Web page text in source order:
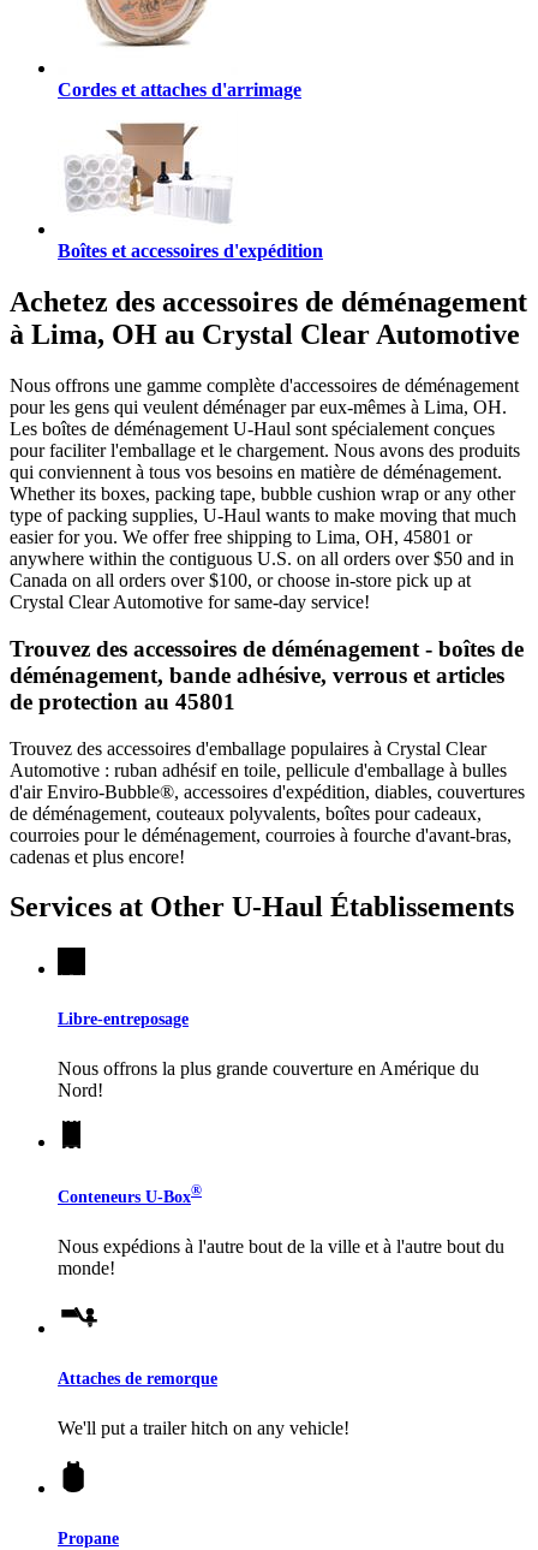
Cordes et attaches d'arrimage
Boîtes et accessoires d'expédition
Achetez des accessoires de déménagement
à Lima, OH au Crystal Clear Automotive
Nous offrons une gamme complète d'accessoires de déménagement
pour les gens qui veulent déménager par eux-mêmes à Lima, OH.
Les boîtes de déménagement U-Haul sont spécialement conçues
pour faciliter l'emballage et le chargement. Nous avons des produits
qui conviennent à tous vos besoins en matière de déménagement.
Whether its boxes, packing tape, bubble cushion wrap or any other
type of packing supplies, U-Haul wants to make moving that much
easier for you. We offer free shipping to Lima, OH, 45801 or
anywhere within the contiguous U.S. on all orders over $50 and in
Canada on all orders over $100, or choose in-store pick up at
Crystal Clear Automotive for same-day service!
Trouvez des accessoires de déménagement - boîtes de
déménagement, bande adhésive, verrous et articles
de protection au 45801
Trouvez des accessoires d'emballage populaires à Crystal Clear
Automotive : ruban adhésif en toile, pellicule d'emballage à bulles
d'air Enviro-Bubble®, accessoires d'expédition, diables, couvertures
de déménagement, couteaux polyvalents, boîtes pour cadeaux,
courroies pour le déménagement, courroies à fourche d'avant-bras,
cadenas et plus encore!
Services at Other U-Haul Établissements
Libre-entreposage
Nous offrons la plus grande couverture en Amérique du
Nord!
Conteneurs U-Box®
Nous expédions à l'autre bout de la ville et à l'autre bout du
monde!
Attaches de remorque
We'll put a trailer hitch on any vehicle!
Propane